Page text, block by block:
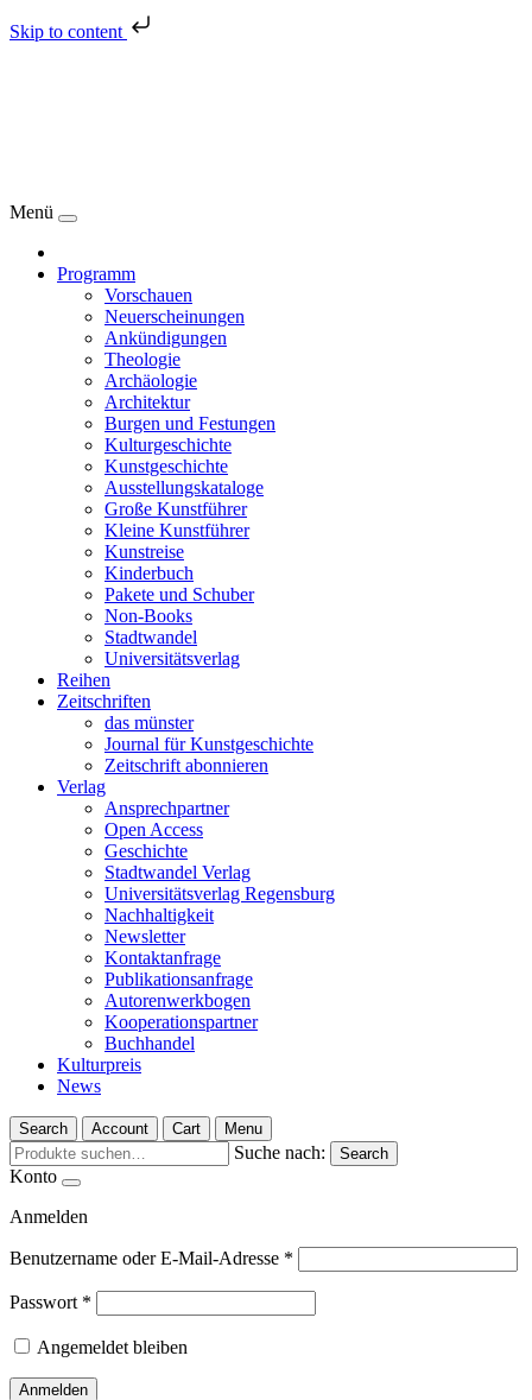
Skip to content
Menü
Programm
Vorschauen
Neuerscheinungen
Ankündigungen
Theologie
Archäologie
Architektur
Burgen und Festungen
Kulturgeschichte
Kunstgeschichte
Ausstellungskataloge
Große Kunstführer
Kleine Kunstführer
Kunstreise
Kinderbuch
Pakete und Schuber
Non-Books
Stadtwandel
Universitätsverlag
Reihen
Zeitschriften
das münster
Journal für Kunstgeschichte
Zeitschrift abonnieren
Verlag
Ansprechpartner
Open Access
Geschichte
Stadtwandel Verlag
Universitätsverlag Regensburg
Nachhaltigkeit
Newsletter
Kontaktanfrage
Publikationsanfrage
Autorenwerkbogen
Kooperationspartner
Buchhandel
Kulturpreis
News
Search Account Cart Menu
Suche nach: Search
Konto
Anmelden
Benutzername oder E-Mail-Adresse *
Passwort *
Angemeldet bleiben
Anmelden